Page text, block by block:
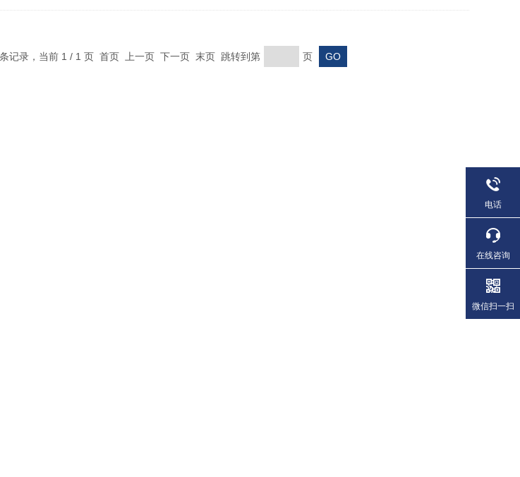
记录，当前 1 / 1 页 首页 上一页 下一页 末页 跳转到第 页
电话
在线咨询
微信扫一扫